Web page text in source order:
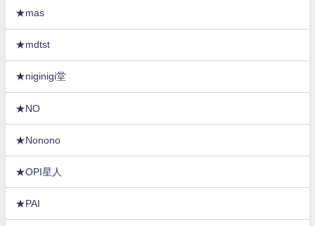
★mas
★mdtst
★niginigi堂
★NO
★Nonono
★OPI星人
★PAI